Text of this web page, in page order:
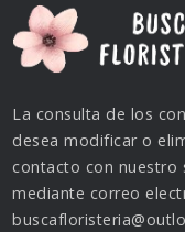
La consulta de los
desea modificar o
contacto con nuestro
mediante correo